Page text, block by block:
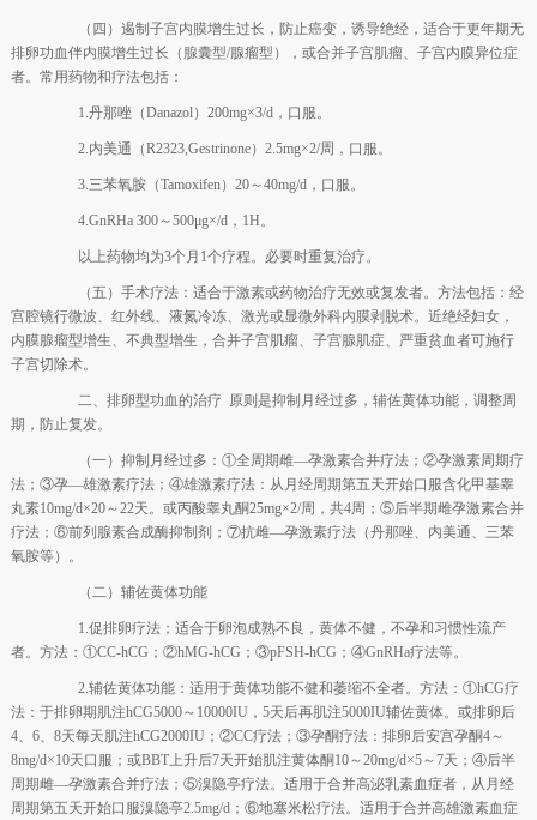
（四）遏制子宫内膜增生过长，防止癌变，诱导绝经，适合于更年期无
排卵功血伴内膜增生过长（腺囊型/腺瘤型），或合并子宫肌瘤、子宫内膜异位症
者。常用药物和疗法包括：
1.丹那唑（Danazol）200mg×3/d，口服。
2.内美通（R2323,Gestrinone）2.5mg×2/周，口服。
3.三苯氧胺（Tamoxifen）20～40mg/d，口服。
4.GnRHa 300～500μg×/d，1H。
以上药物均为3个月1个疗程。必要时重复治疗。
（五）手术疗法：适合于激素或药物治疗无效或复发者。方法包括：经
宫腔镜行微波、红外线、液氮冷冻、激光或显微外科内膜剥脱术。近绝经妇女，
内膜腺瘤型增生、不典型增生，合并子宫肌瘤、子宫腺肌症、严重贫血者可施行
子宫切除术。
二、排卵型功血的治疗 原则是抑制月经过多，辅佐黄体功能，调整周
期，防止复发。
（一）抑制月经过多：①全周期雌—孕激素合并疗法；②孕激素周期疗
法；③孕—雄激素疗法；④雄激素疗法：从月经周期第五天开始口服含化甲基睾
丸素10mg/d×20～22天。或丙酸睾丸酮25mg×2/周，共4周；⑤后半期雌孕激素合并
疗法；⑥前列腺素合成酶抑制剂；⑦抗雌—孕激素疗法（丹那唑、内美通、三苯
氧胺等）。
（二）辅佐黄体功能
1.促排卵疗法；适合于卵泡成熟不良，黄体不健，不孕和习惯性流产
者。方法：①CC-hCG；②hMG-hCG；③pFSH-hCG；④GnRHa疗法等。
2.辅佐黄体功能：适用于黄体功能不健和萎缩不全者。方法：①hCG疗
法：于排卵期肌注hCG5000～10000IU，5天后再肌注5000IU辅佐黄体。或排卵后
4、6、8天每天肌注hCG2000IU；②CC疗法；③孕酮疗法：排卵后安宫孕酮4～
8mg/d×10天口服；或BBT上升后7天开始肌注黄体酮10～20mg/d×5～7天；④后半
周期雌—孕激素合并疗法；⑤溴隐亭疗法。适用于合并高泌乳素血症者，从月经
周期第五天开始口服溴隐亭2.5mg/d；⑥地塞米松疗法。适用于合并高雄激素血症